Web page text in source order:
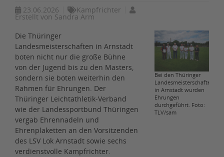
23.06.2026
Kampfrichter
Erstellt von Sandra Arm
Die Thüringer
Landesmeisterschaften in Arnstadt
boten nicht nur die große Bühne
von der Jugend bis zu den Masters,
sondern sie boten weiterhin den
Rahmen für Ehrungen. Der
Thüringer Leichtathletik-Verband
wie der Landessportbund Thüringen
vergab Ehrennadeln und
Ehrenplaketten an den Vorsitzenden
des LSV Lok Arnstadt sowie sechs
verdienstvolle Kampfrichter.
Bei den Thüringer
Landesmeisterschaften
in Arnstadt wurden
Ehrungen
durchgeführt. Foto:
TLV/sam